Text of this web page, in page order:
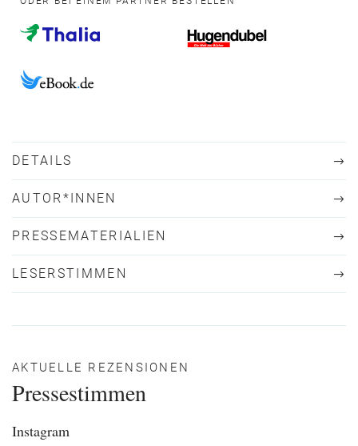
DETAILS
AUTOR*INNEN
PRESSEMATERIALIEN
LESERSTIMMEN
AKTUELLE REZENSIONEN
Pressestimmen
Instagram